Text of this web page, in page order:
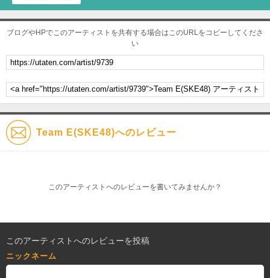
ブログやHPでこのアーティストを共有する場合はこのURLをコピーしてくださ
い
Team E(SKE48)へのレビュー
このアーティストへのレビューを書いてみませんか？
このアーティストへのレビューを投稿
ニックネーム